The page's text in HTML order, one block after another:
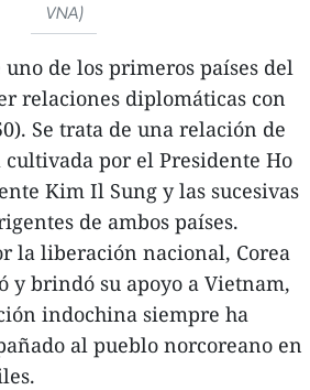
VNA)
de los primeros países del
relaciones diplomáticas con
Se trata de una relación de
por el Presidente Ho
Kim Il Sung y las sucesivas
de ambos países.
la liberación nacional, Corea
y brindó su apoyo a Vietnam,
indochina siempre ha
al pueblo norcoreano en